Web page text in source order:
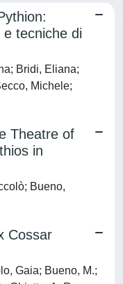
tecniche di
Bridi, Eliana;
Michele;
Theatre of
in
Bueno,
Cossar
Gaia; Bueno, M.;